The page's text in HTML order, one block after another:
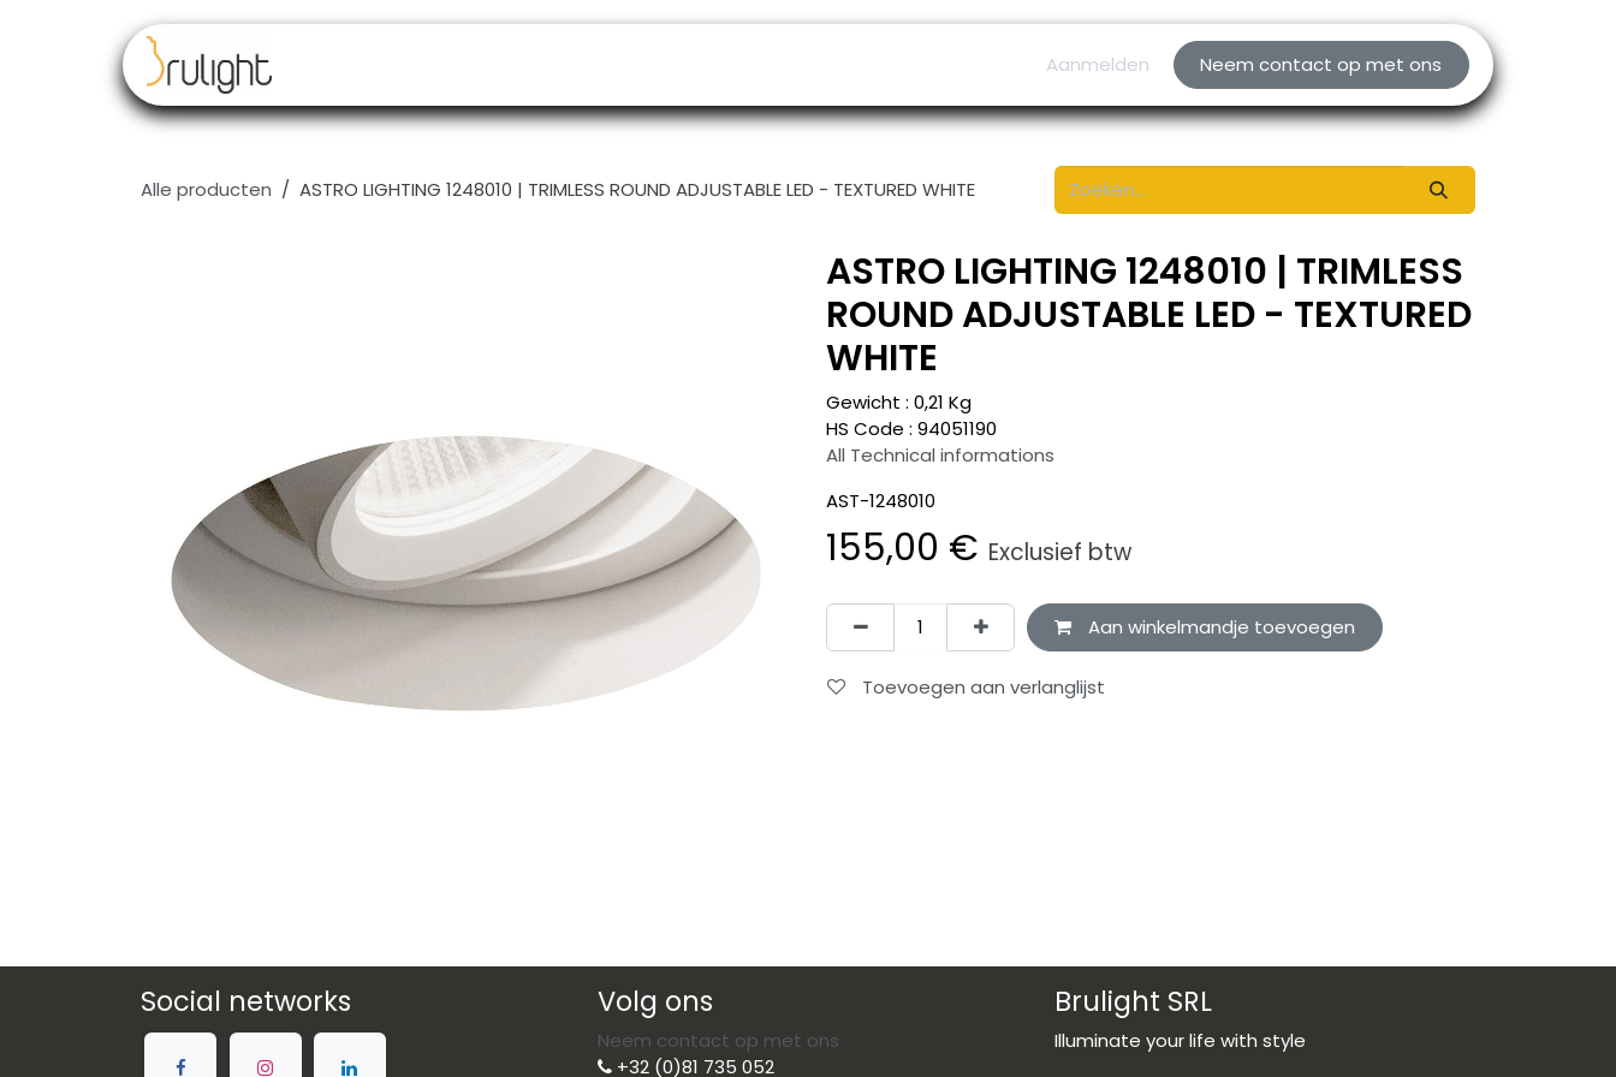
Aanmelden Neem contact op met ons
Alle producten ASTRO LIGHTING 1248010 | TRIMLESS ROUND ADJUSTABLE LED - TEXTURED WHITE
ASTRO LIGHTING 1248010 | TRIMLESS
ROUND ADJUSTABLE LED - TEXTURED
WHITE
Gewicht : 0,21 Kg
HS Code : 94051190
All Technical informations
AST-1248010
155,00 € Exclusief btw
Aan winkelmandje toevoegen
Toevoegen aan verlanglijst
Social networks Volg ons
Neem contact op met ons
+32 (0)81 735 052
Brulight SRL
Illuminate your life with style